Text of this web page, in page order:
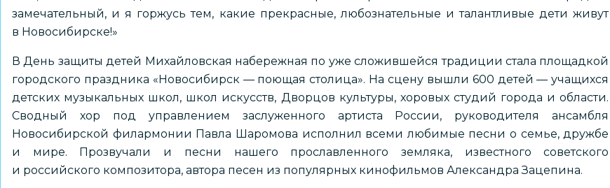
замечательный, и я горжусь тем, какие прекрасные, любознательные и талантливые дети живут
в Новосибирске!»
В День защиты детей Михайловская набережная по уже сложившейся традиции стала площадкой
городского праздника «Новосибирск — поющая столица». На сцену вышли 600 детей — учащихся
детских музыкальных школ, школ искусств, Дворцов культуры, хоровых студий города и области.
Сводный хор под управлением заслуженного артиста России, руководителя ансамбля
Новосибирской филармонии Павла Шаромова исполнил всеми любимые песни о семье, дружбе
и мире. Прозвучали и песни нашего прославленного земляка, известного советского
и российского композитора, автора песен из популярных кинофильмов Александра Зацепина.